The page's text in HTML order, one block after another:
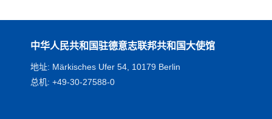
中华人民共和国驻德意志联邦共和国大使馆
地址: Märkisches Ufer 54, 10179 Berlin
总机: +49-30-27588-0